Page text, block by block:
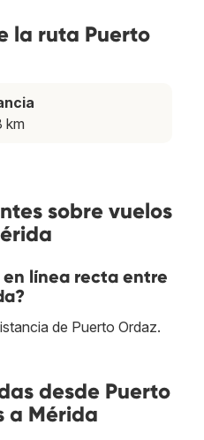
la ruta Puerto
km
sobre vuelos
en línea recta entre
de Puerto Ordaz.
desde Puerto
a Mérida